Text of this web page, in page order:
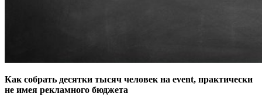
Как собрать десятки тысяч человек на event, практически
не имея рекламного бюджета